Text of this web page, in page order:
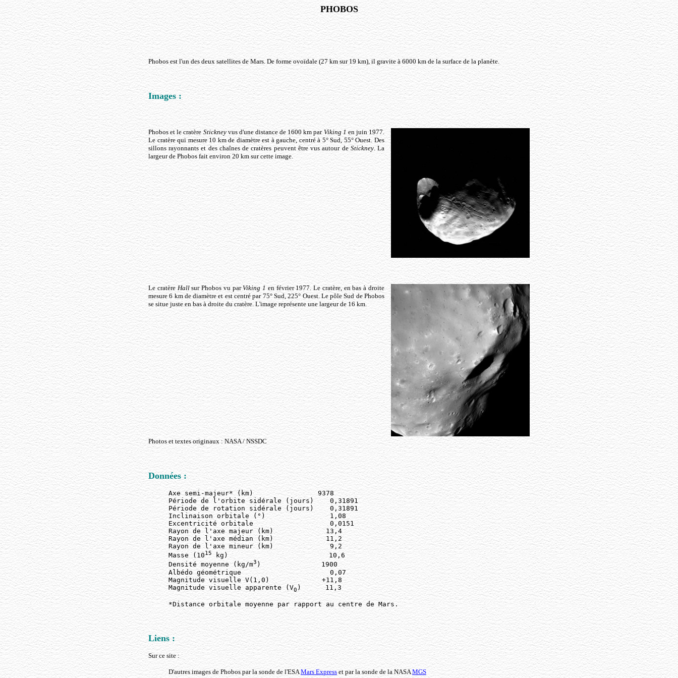
PHOBOS
Phobos est l'un des deux satellites de Mars. De forme ovoïdale (27 km sur 19 km), il gravite à 6000 km de la surface de la planète.
Images :
Phobos et le cratère Stickneyvus d'une distance de 1600 km par Viking 1 en juin 1977.
Le cratère qui mesure 10 km de diamètre est à gauche, centré à 5° Sud, 55° Ouest. Des
sillons rayonnants et des chaînes de cratères peuvent être vus autour de Stickney. La
largeur de Phobos fait environ 20 km sur cette image.
Le cratère Hallsur Phobos vu parViking 1 en février 1977. Le cratère, en bas à droite
mesure 6 km de diamètre et est centré par 75° Sud, 225° Ouest. Le pôle Sud de Phobos
se situe juste en bas à droite du cratère. L'image représente une largeur de 16 km.
Photos et textes originaux : NASA / NSSDC
Données :
Axe semi-majeur* (km)                9378
Période de l'orbite sidérale (jours)    0,31891
Période de rotation sidérale (jours)    0,31891
Inclinaison orbitale (°)                1,08
Excentricité orbitale                   0,0151
Rayon de l'axe majeur (km)             13,4
Rayon de l'axe médian (km)             11,2
Rayon de l'axe mineur (km)              9,2
Masse (1015
kg)                         10,6
Densité moyenne (kg/m3 )               1900
Albédo géométrique                      0,07
Magnitude visuelle V(1,0)             +11,8
Magnitude visuelle apparente (V0 )      11,3
*Distance orbitale moyenne par rapport au centre de Mars.
Liens :
Sur ce site :
D'autres images de Phobos par la sonde de l'ESAMars Express et par la sonde de la NASAMGS